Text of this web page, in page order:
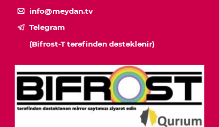
info@meydan.tv
Telegram
(Bifrost-T tərəfindən dəstəklənir)